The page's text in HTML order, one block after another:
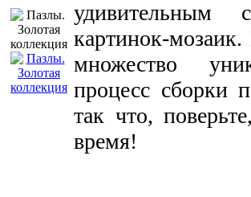
удивительным
картинок-
множество
процесс сборки
так что,
время!